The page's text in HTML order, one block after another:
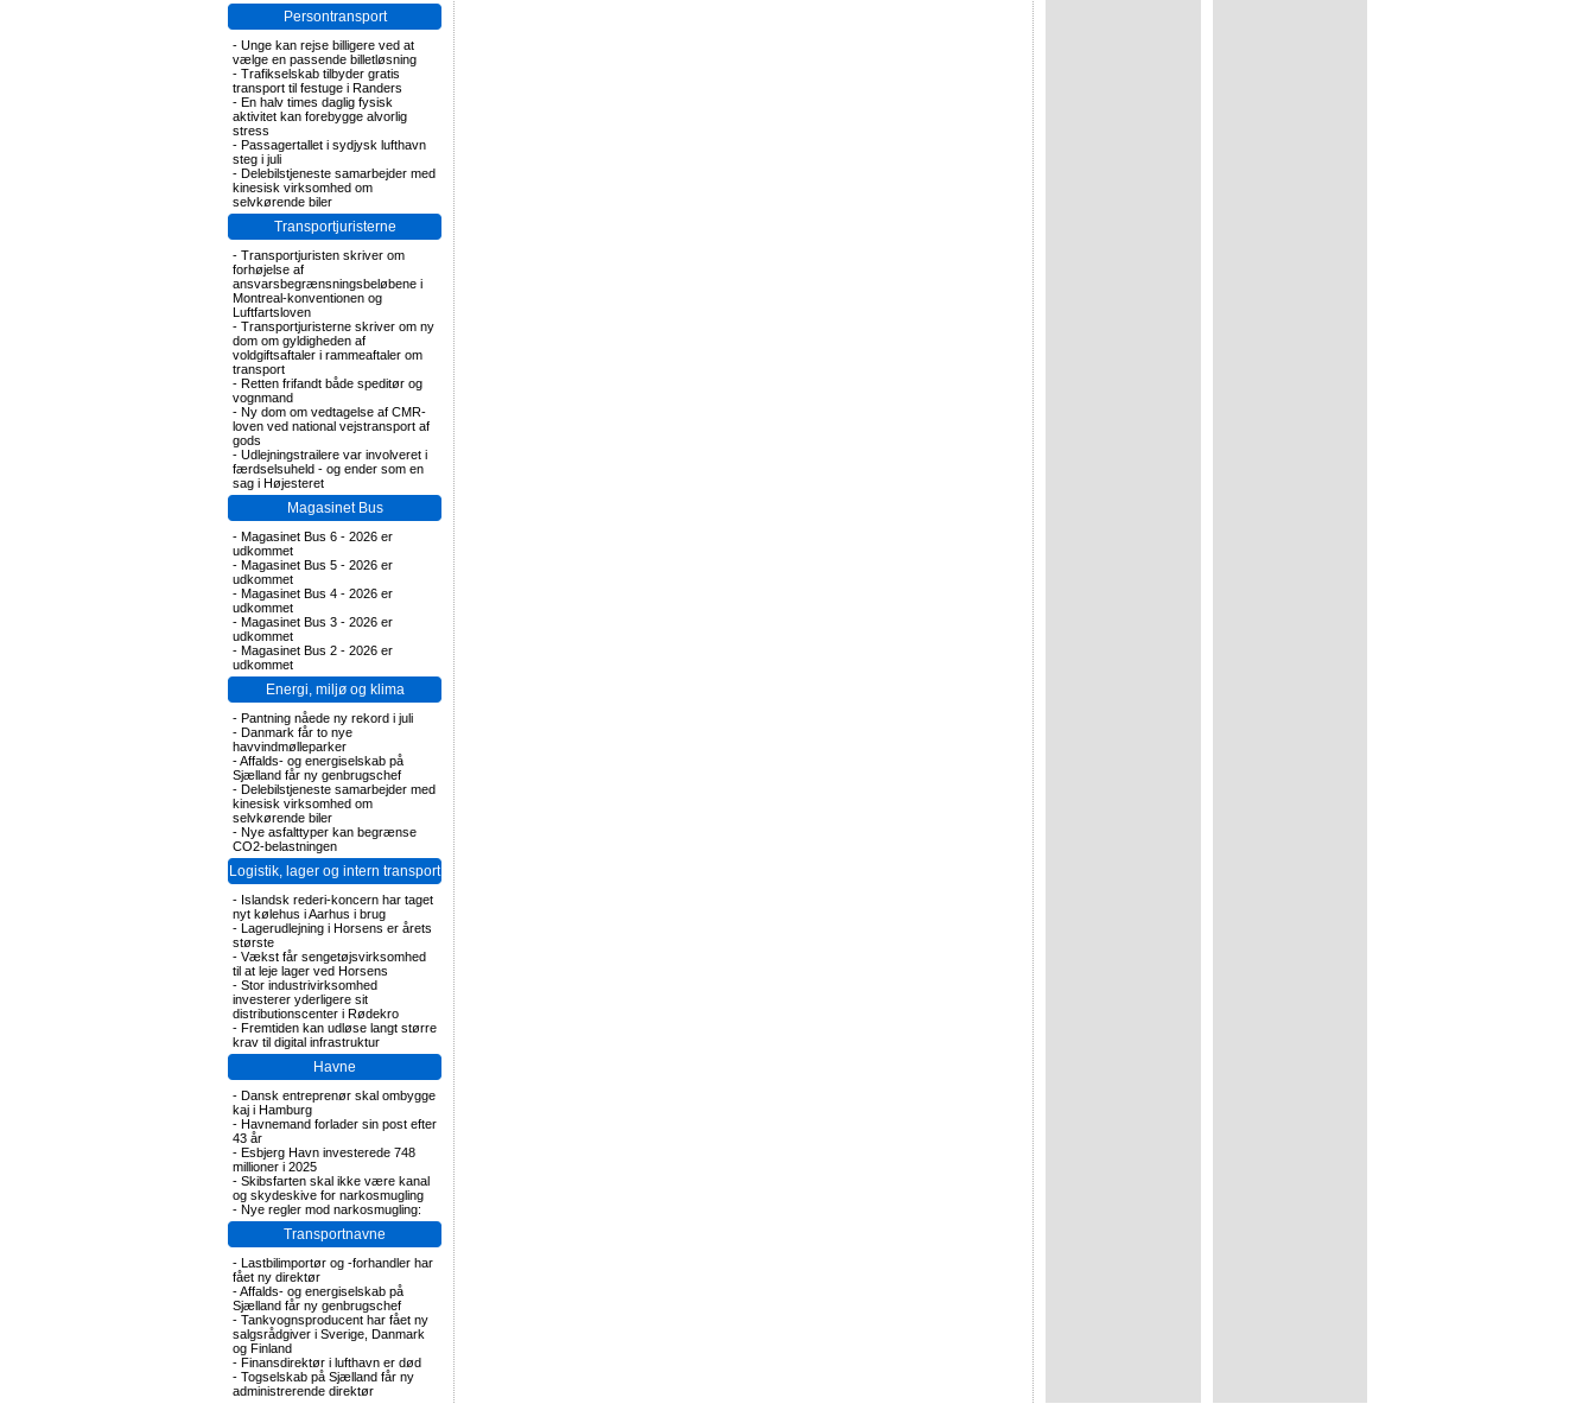
Persontransport
- Unge kan rejse billigere ved at
vælge en passende billetløsning
- Trafikselskab tilbyder gratis
transport til festuge i Randers
- En halv times daglig fysisk
aktivitet kan forebygge alvorlig
stress
- Passagertallet i sydjysk lufthavn
steg i juli
- Delebilstjeneste samarbejder med
kinesisk virksomhed om
selvkørende biler
Transportjuristerne
- Transportjuristen skriver om
forhøjelse af
ansvarsbegrænsningsbeløbene i
Montreal-konventionen og
Luftfartsloven
- Transportjuristerne skriver om ny
dom om gyldigheden af
voldgiftsaftaler i rammeaftaler om
transport
- Retten frifandt både speditør og
vognmand
- Ny dom om vedtagelse af CMR-
loven ved national vejstransport af
gods
- Udlejningstrailere var involveret i
færdselsuheld - og ender som en
sag i Højesteret
Magasinet Bus
- Magasinet Bus 6 - 2026 er
udkommet
- Magasinet Bus 5 - 2026 er
udkommet
- Magasinet Bus 4 - 2026 er
udkommet
- Magasinet Bus 3 - 2026 er
udkommet
- Magasinet Bus 2 - 2026 er
udkommet
Energi, miljø og klima
- Pantning nåede ny rekord i juli
- Danmark får to nye
havvindmølleparker
-Affalds- og energiselskab på
Sjælland får ny genbrugschef
- Delebilstjeneste samarbejder med
kinesisk virksomhed om
selvkørende biler
- Nye asfalttyper kan begrænse
CO2-belastningen
Logistik, lager og intern transport
- Islandsk rederi-koncern har taget
nyt kølehus i Aarhus i brug
- Lagerudlejning i Horsens er årets
største
- Vækst får sengetøjsvirksomhed
til at leje lager ved Horsens
- Stor industrivirksomhed
investerer yderligere sit
distributionscenter i Rødekro
- Fremtiden kan udløse langt større
krav til digital infrastruktur
Havne
- Dansk entreprenør skal ombygge
kaj i Hamburg
- Havnemand forlader sin post efter
43 år
- Esbjerg Havn investerede 748
millioner i 2025
- Skibsfarten skal ikke være kanal
og skydeskive for narkosmugling
- Nye regler mod narkosmugling:
Transportnavne
- Lastbilimportør og -forhandler har
fået ny direktør
-Affalds- og energiselskab på
Sjælland får ny genbrugschef
- Tankvognsproducent har fået ny
salgsrådgiver i Sverige, Danmark
og Finland
- Finansdirektør i lufthavn er død
- Togselskab på Sjælland får ny
administrerende direktør